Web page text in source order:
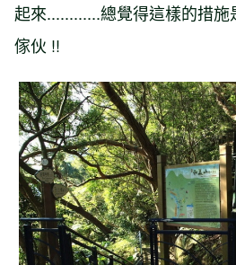
起來............總覺得這樣的措
傢伙 !!